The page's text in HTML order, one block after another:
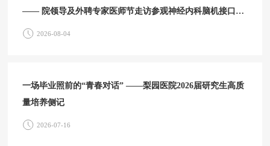
—— 院领导及外聘专家医师节走访参观神经内科脑机接口中
心
2026-08-04
一场毕业照前的“青春对话” ——梨园医院2026届研究生高质
量培养侧记
2026-07-16